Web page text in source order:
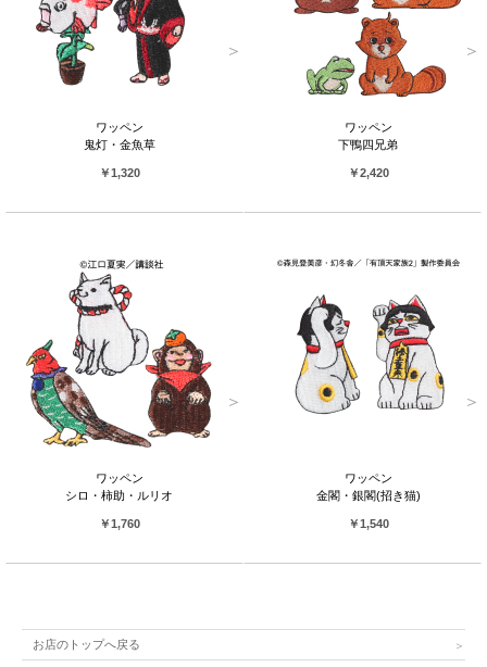
ワッペン
鬼灯・金魚草
￥1,320
ワッペン
下鴨四兄弟
￥2,420
ワッペン
シロ・柿助・ルリオ
￥1,760
ワッペン
金閣・銀閣(招き猫)
￥1,540
お店のトップへ戻る